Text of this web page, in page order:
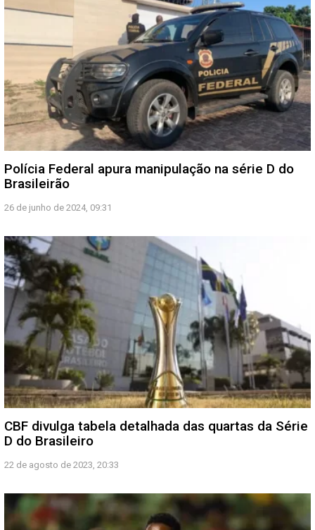
Polícia Federal apura manipulação na série D do
Brasileirão
26 de junho de 2024, 09:31
CBF divulga tabela detalhada das quartas da Série
D do Brasileiro
22 de agosto de 2023, 20:33